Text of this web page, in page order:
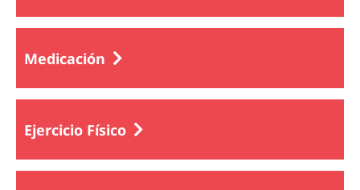
Medicación
Ejercicio Físico